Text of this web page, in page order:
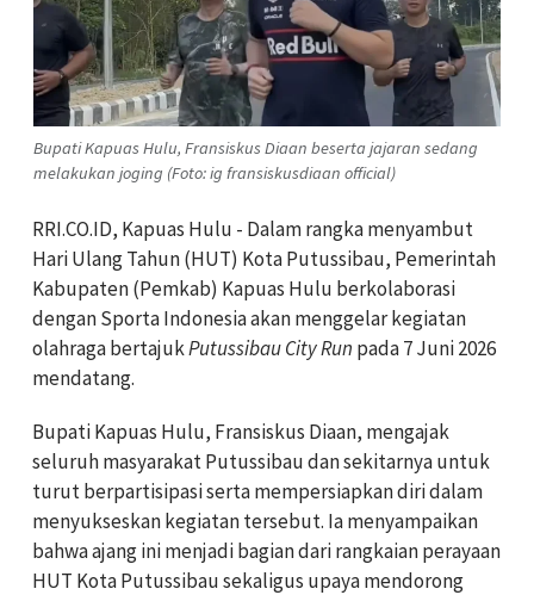
Bupati Kapuas Hulu, Fransiskus Diaan beserta jajaran sedang
melakukan joging (Foto: ig fransiskusdiaan official)
RRI.CO.ID, Kapuas Hulu - Dalam rangka menyambut
Hari Ulang Tahun (HUT) Kota Putussibau, Pemerintah
Kabupaten (Pemkab) Kapuas Hulu berkolaborasi
dengan Sporta Indonesia akan menggelar kegiatan
olahraga bertajukPutussibau City Run pada 7 Juni 2026
mendatang.
Bupati Kapuas Hulu, Fransiskus Diaan, mengajak
seluruh masyarakat Putussibau dan sekitarnya untuk
turut berpartisipasi serta mempersiapkan diri dalam
menyukseskan kegiatan tersebut. Ia menyampaikan
bahwa ajang ini menjadi bagian dari rangkaian perayaan
HUT Kota Putussibau sekaligus upaya mendorong